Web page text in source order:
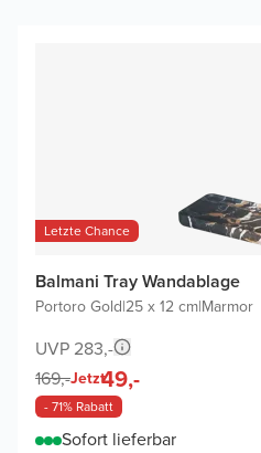
Letzte Chance
Balmani Tray Wandablage
Portoro Gold|25 x 12 cm|Marmor
UVP 283,-
169,-Jetzt49,-
- 71% Rabatt
Sofort lieferbar